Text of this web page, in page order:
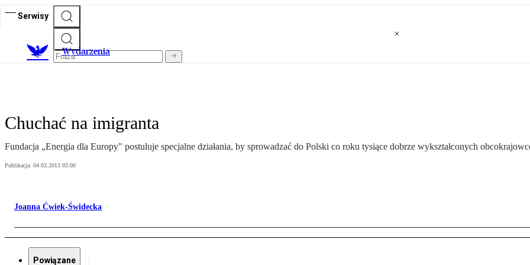
Serwisy
Wydarzenia
Chuchać na imigranta
Fundacja „Energia dla Europy" postuluje specjalne działania, by sprowadzać do Polski co roku tysiące dobrze wykształconych
Publikacja: 04.03.2013 03:00
Joanna Ćwiek-Świdecka
Powiązane